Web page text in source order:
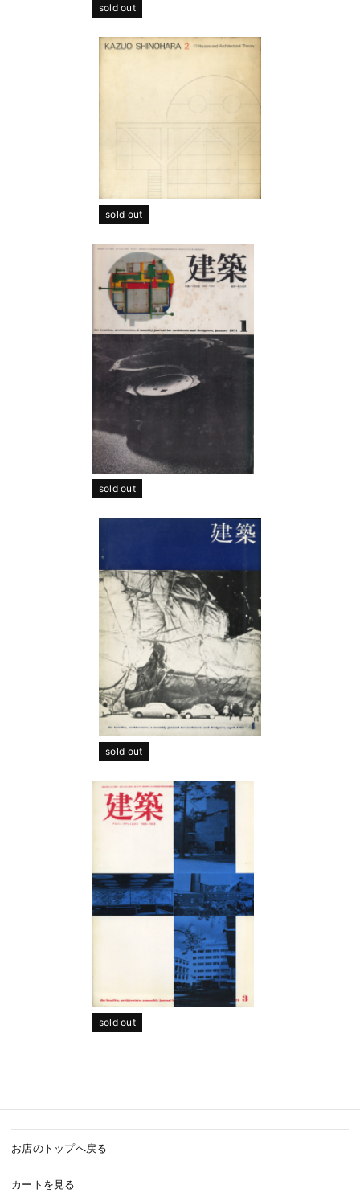
sold out
sold out
sold out
sold out
sold out
お店のトップへ戻る
カートを見る